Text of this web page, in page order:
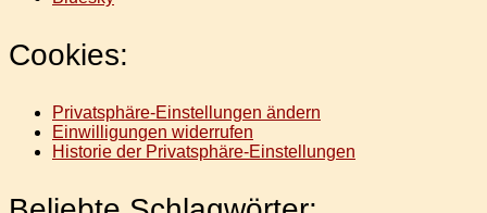
Cookies:
Privatsphäre-Einstellungen ändern
Einwilligungen widerrufen
Historie der Privatsphäre-Einstellungen